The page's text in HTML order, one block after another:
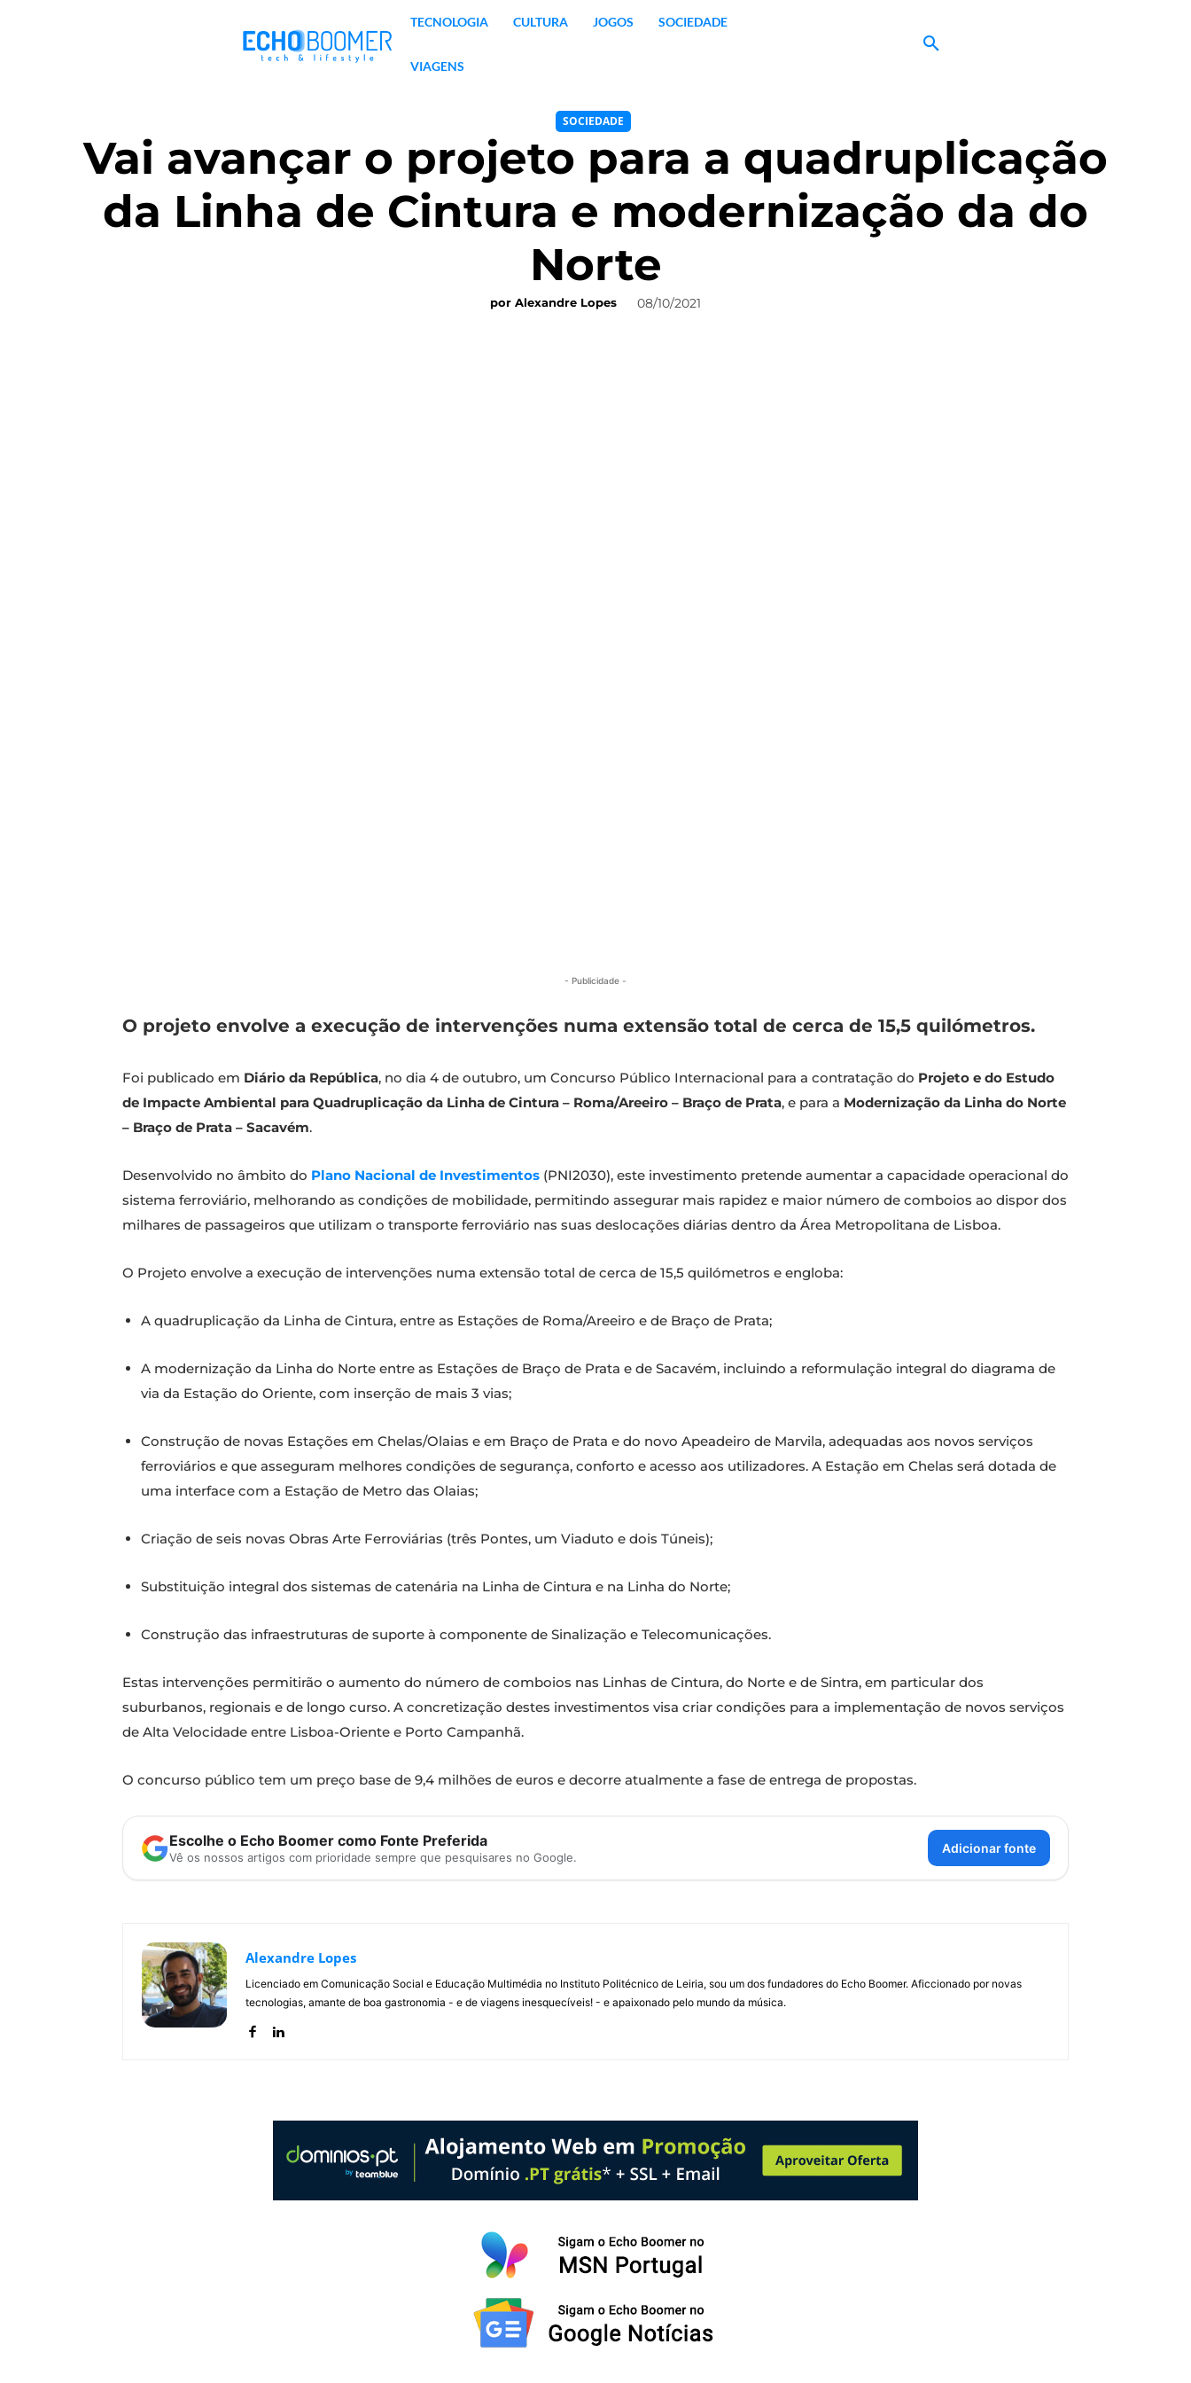
TECNOLOGIA CULTURA JOGOS SOCIEDADE
VIAGENS
SOCIEDADE
Vai avançar o projeto para a quadruplicação
da Linha de Cintura e modernização da do
Norte
por Alexandre Lopes 08/10/2021
- Publicidade -
O projeto envolve a execução de intervenções numa extensão total de cerca de 15,5 quilómetros.
Foi publicado em Diário da República, no dia 4 de outubro, um Concurso Público Internacional para a contratação do Projeto e do Estudo
de Impacte Ambiental para Quadruplicação da Linha de Cintura – Roma/Areeiro – Braço de Prata, e para a Modernização da Linha do Norte
– Braço de Prata – Sacavém.
Desenvolvido no âmbito do Plano Nacional de Investimentos (PNI2030), este investimento pretende aumentar a capacidade operacional do
sistema ferroviário, melhorando as condições de mobilidade, permitindo assegurar mais rapidez e maior número de comboios ao dispor dos
milhares de passageiros que utilizam o transporte ferroviário nas suas deslocações diárias dentro da Área Metropolitana de Lisboa.
O Projeto envolve a execução de intervenções numa extensão total de cerca de 15,5 quilómetros e engloba:
A quadruplicação da Linha de Cintura, entre as Estações de Roma/Areeiro e de Braço de Prata;
A modernização da Linha do Norte entre as Estações de Braço de Prata e de Sacavém, incluindo a reformulação integral do diagrama de
via da Estação do Oriente, com inserção de mais 3 vias;
Construção de novas Estações em Chelas/Olaias e em Braço de Prata e do novo Apeadeiro de Marvila, adequadas aos novos serviços
ferroviários e que asseguram melhores condições de segurança, conforto e acesso aos utilizadores. A Estação em Chelas será dotada de
uma interface com a Estação de Metro das Olaias;
Criação de seis novas Obras Arte Ferroviárias (três Pontes, um Viaduto e dois Túneis);
Substituição integral dos sistemas de catenária na Linha de Cintura e na Linha do Norte;
Construção das infraestruturas de suporte à componente de Sinalização e Telecomunicações.
Estas intervenções permitirão o aumento do número de comboios nas Linhas de Cintura, do Norte e de Sintra, em particular dos
suburbanos, regionais e de longo curso. A concretização destes investimentos visa criar condições para a implementação de novos serviços
de Alta Velocidade entre Lisboa-Oriente e Porto Campanhã.
O concurso público tem um preço base de 9,4 milhões de euros e decorre atualmente a fase de entrega de propostas.
Escolhe o Echo Boomer como Fonte Preferida
Vê os nossos artigos com prioridade sempre que pesquisares no Google.
Adicionar fonte
Alexandre Lopes
Licenciado em Comunicação Social e Educação Multimédia no Instituto Politécnico de Leiria, sou um dos fundadores do Echo Boomer. Aficcionado por novas
tecnologias, amante de boa gastronomia - e de viagens inesquecíveis! - e apaixonado pelo mundo da música.